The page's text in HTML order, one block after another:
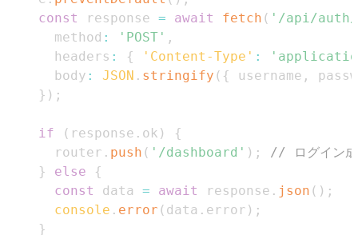
const
response = await fetch ( '/api/
      method
: 'POST' ,
      headers
: { 'Content-Type' :
      body
: JSON . stringify ( { username ,
} ) ;
if ( response . ok )
{
      router
. push ( '/dashboard' ) ;
// ログイン成
}
else
{
const
data = await response . json ( ) ;
console . error ( data . error ) ;
}